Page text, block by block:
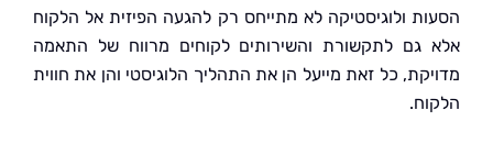
ולוגיסטיקה לא מתייחס רק להגעה הפיזית אל הלקוח
גם לתקשורת והשירותים לקוחים מרווח של התאמה
כל זאת מייעל הן את התהליך הלוגיסטי והן את חווית